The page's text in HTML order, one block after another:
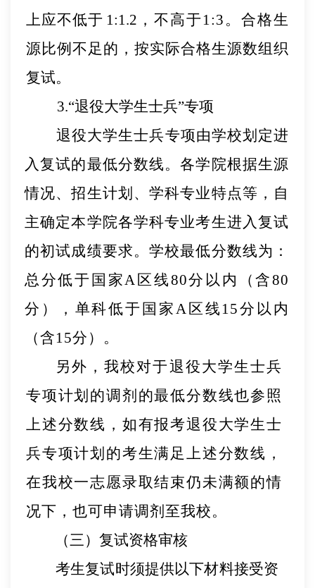
上应不低于 1:1.2 ， 不高于1:3。合格生
源比例不足的，按实际合格生源数组织
复试。
3.“退役大学生士兵”专项
退役大学生士兵专项由学校划定进
入复试的最低分数线。各学院根据生源
情况、招生计划、学科专业特点等，自
主确定本学院各学科专业考生进入复试
的初试成绩要求。学校最低分数线为：
总分低于国家 A区线80分以内（含80
分），单科低于国家A区线 1 5分以内
（含15分）。
另外，我校对于退役大学生士兵
专项计划的调剂的最低分数线也参照
上述分数线，如有报考退役大学生士
兵专项计划的考生满足上述分数线，
在我校一志愿录取结束仍未满额的情
况下，也可申请调剂至我校。
（三）复试资格审核
考生复试时须提供以下材料接受资